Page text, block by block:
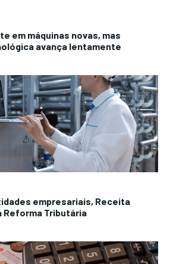
em máquinas novas, mas
avança lentamente
empresariais, Receita
Reforma Tributária